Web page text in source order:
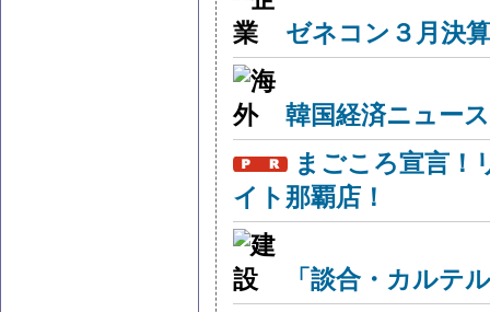
ゼネコン３月決
韓国経済ニュー
まごころ宣言！
イト那覇店！
「談合・カルテ